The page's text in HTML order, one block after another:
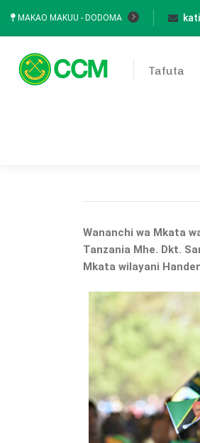
MAKAO MAKUU - DODOMA
Tafuta
Wananchi wa Mkata
Tanzania Mhe. Dkt.
Mkata wilayani